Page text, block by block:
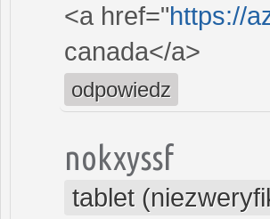
<a href="https://
canada</a>
odpowiedz
nokxyssf
tablet